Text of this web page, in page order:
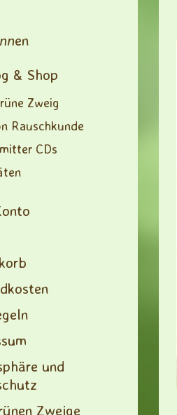
en
& Shop
Zweig
Rauschkunde
CDs
und
Zweige